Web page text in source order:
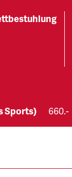
Sports) 660.-